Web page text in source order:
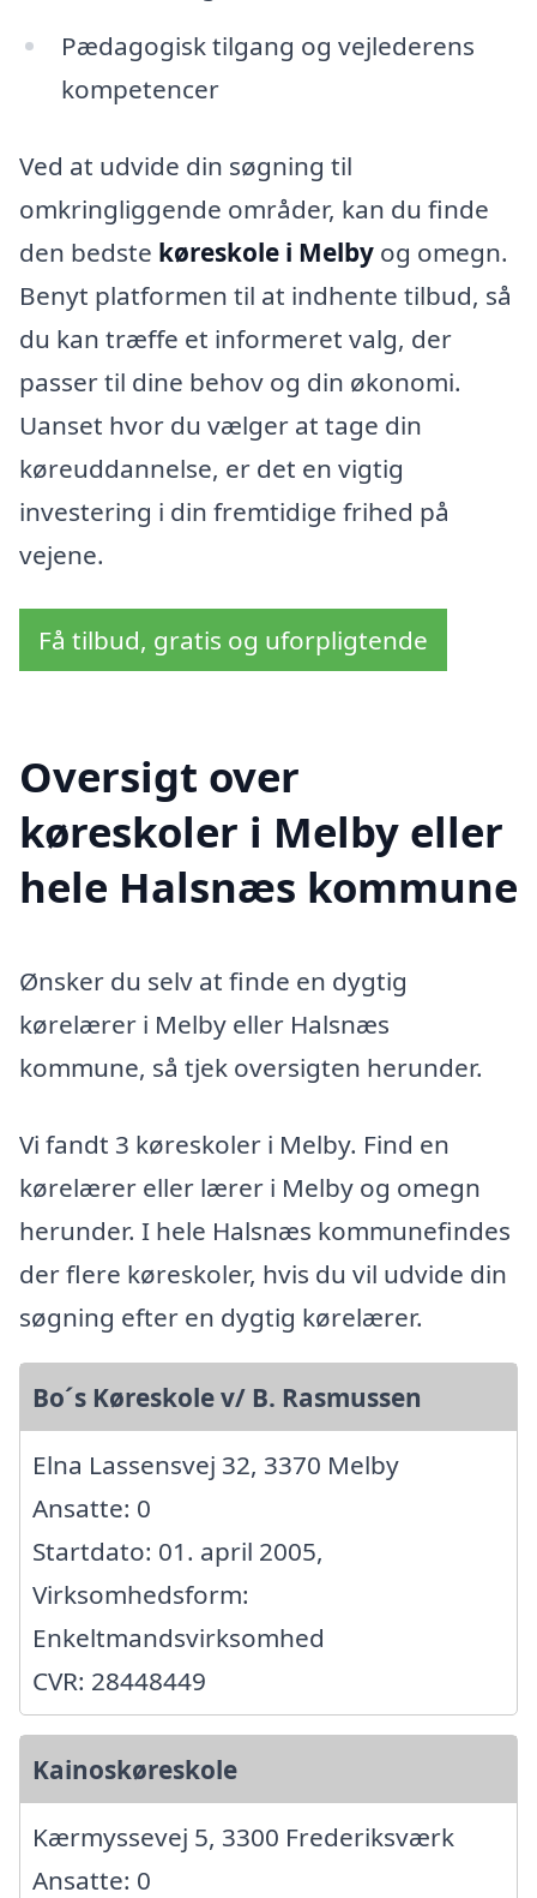
Pædagogisk tilgang og vejlederens
kompetencer
Ved at udvide din søgning til
omkringliggende områder, kan du finde
den bedste køreskole i Melby og omegn.
Benyt platformen til at indhente tilbud, så
du kan træffe et informeret valg, der
passer til dine behov og din økonomi.
Uanset hvor du vælger at tage din
køreuddannelse, er det en vigtig
investering i din fremtidige frihed på
vejene.
Få tilbud, gratis og uforpligtende
Oversigt over
køreskoler i Melby eller
hele Halsnæs kommune
Ønsker du selv at finde en dygtig
kørelærer i Melby eller Halsnæs
kommune, så tjek oversigten herunder.
Vi fandt 3 køreskoler i Melby. Find en
kørelærer eller lærer i Melby og omegn
herunder. I hele Halsnæs kommunefindes
der flere køreskoler, hvis du vil udvide din
søgning efter en dygtig kørelærer.
Bo´s Køreskole v/ B. Rasmussen
Elna Lassensvej 32, 3370 Melby
Ansatte: 0
Startdato: 01. april 2005,
Virksomhedsform:
Enkeltmandsvirksomhed
CVR: 28448449
Kainoskøreskole
Kærmyssevej 5, 3300 Frederiksværk
Ansatte: 0